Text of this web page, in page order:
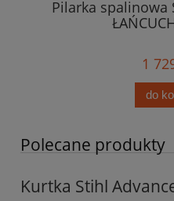
Pilarka spalinowa
1
do
Polecane produkty
Kurtka Stihl